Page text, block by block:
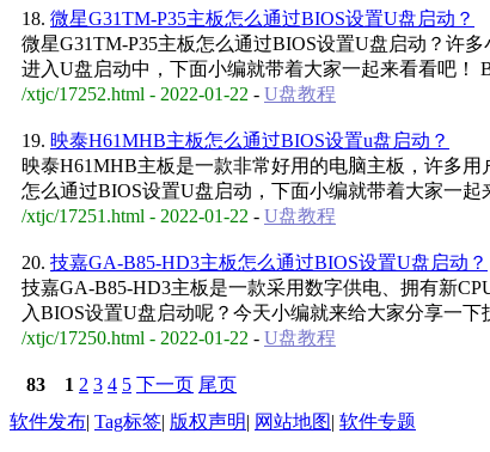
18. 微星G31TM-P35主板怎么通过BIOS设置U盘启动？
微星G31TM-P35主板怎么通过BIOS设置U盘启动？许
进入U盘启动中，下面小编就带着大家一起来看看吧！
/xtjc/17252.html - 2022-01-22 - U盘教程
19. 映泰H61MHB主板怎么通过BIOS设置u盘启动？
映泰H61MHB主板是一款非常好用的电脑主板，许多
怎么通过BIOS设置U盘启动，下面小编就带着大家一起
/xtjc/17251.html - 2022-01-22 - U盘教程
20. 技嘉GA-B85-HD3主板怎么通过BIOS设置U盘启动？
技嘉GA-B85-HD3主板是一款采用数字供电、拥有新
入BIOS设置U盘启动呢？今天小编就来给大家分享一下
/xtjc/17250.html - 2022-01-22 - U盘教程
83 1 2 3 4 5 下一页 尾页
软件发布| Tag标签| 版权声明| 网站地图| 软件专题